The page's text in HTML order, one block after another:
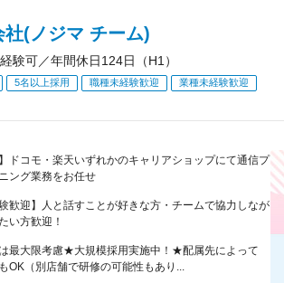
社(ノジマ チーム)
験可／年間休日124日（H1）
5名以上採用 職種未経験歓迎 業種未経験歓迎
ドコモ・楽天いずれかのキャリアショップにて通信プ
ング業務をお任せ
歓迎】人と話すことが好きな方・チームで協力しなが
い方歓迎！
最大限考慮★大規模採用実施中！★配属先によって
OK（別店舗で研修の可能性もあり...